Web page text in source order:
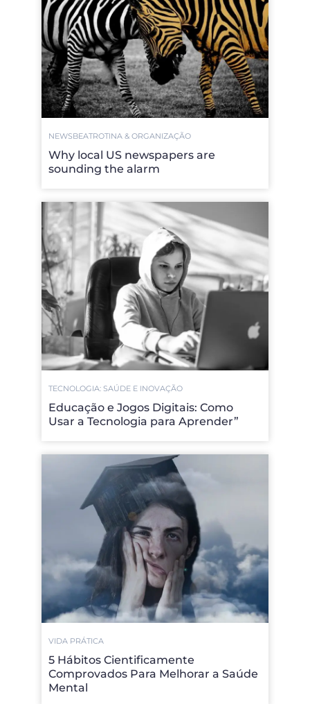
NEWSBEATROTINA & ORGANIZAÇÃO
Why local US newspapers are
sounding the alarm
TECNOLOGIA: SAÚDE E INOVAÇÃO
Educação e Jogos Digitais: Como
Usar a Tecnologia para Aprender”
VIDA PRÁTICA
5 Hábitos Cientificamente
Comprovados Para Melhorar a Saúde
Mental